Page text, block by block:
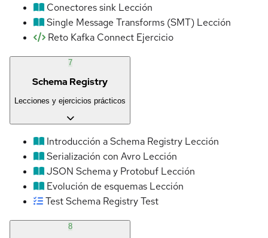
Conectores sink Lección
Single Message Transforms (SMT) Lección
Reto Kafka Connect Ejercicio
7
Schema Registry
Lecciones y ejercicios prácticos
Introducción a Schema Registry Lección
Serialización con Avro Lección
JSON Schema y Protobuf Lección
Evolución de esquemas Lección
Test Schema RegistryTest
8